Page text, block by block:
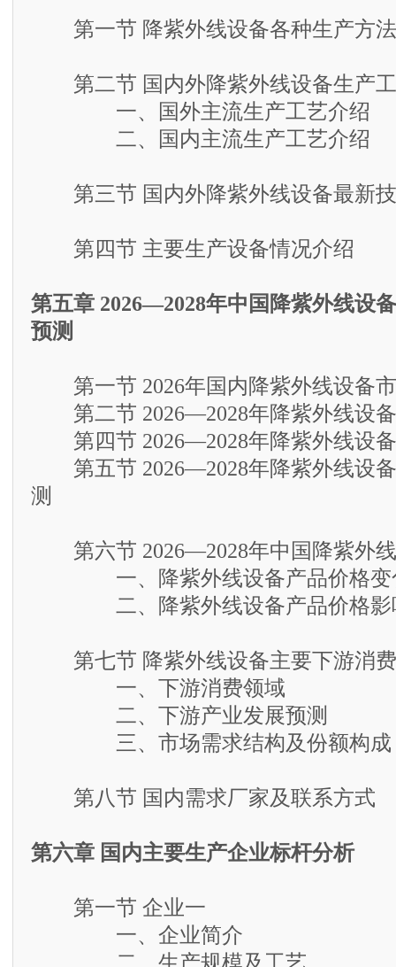
第一节 降紫外线设备各种生产方法
第二节 国内外降紫外线设备生产工
一、国外主流生产工艺介绍
二、国内主流生产工艺介绍
第三节 国内外降紫外线设备最新技
第四节 主要生产设备情况介绍
第五章 2026—2028年中国降紫外线设
预测
第一节 2026年国内降紫外线设备
第二节 2026—2028年降紫外线设备
第四节 2026—2028年降紫外线设备
第五节 2026—2028年降紫外线设备
测
第六节 2026—2028年中国降紫外线
一、降紫外线设备产品价格变
二、降紫外线设备产品价格影
第七节 降紫外线设备主要下游消费
一、下游消费领域
二、下游产业发展预测
三、市场需求结构及份额构成
第八节 国内需求厂家及联系方式
第六章 国内主要生产企业标杆分析
第一节 企业一
一、企业简介